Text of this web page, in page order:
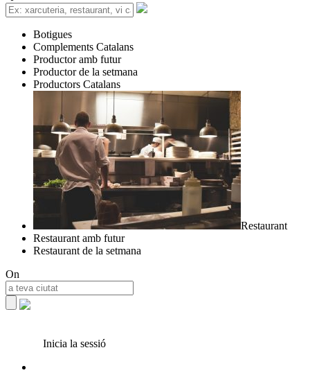
Botigues
Complements Catalans
Productor amb futur
Productor de la setmana
Productors Catalans
Restaurant
Restaurant amb futur
Restaurant de la setmana
On
Inicia la sessió